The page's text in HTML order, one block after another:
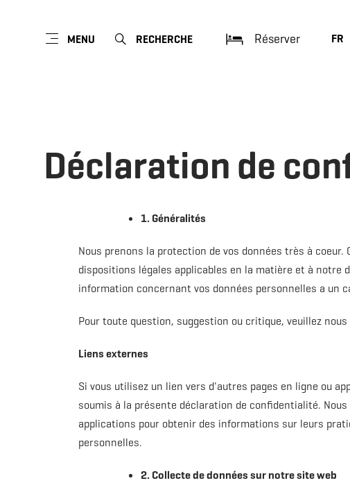
MENU RECHERCHE Réserver FR
Déclaration de
1. Généralités
Nous prenons la protection de vos données très à
dispositions légales applicables en la matière et à
information concernant vos données personnelles a un
Pour toute question, suggestion ou critique, veuillez
Liens externes
Si vous utilisez un lien vers d'autres pages en ligne ou
soumis à la présente déclaration de confidentialité.
applications pour obtenir des informations sur leurs
personnelles.
2. Collecte de données sur notre site web